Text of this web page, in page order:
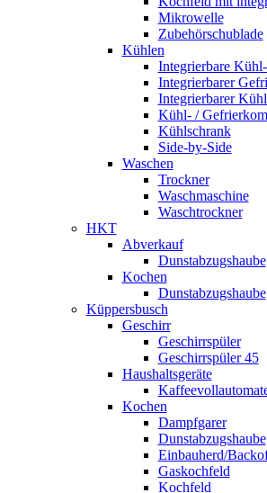
Mikrowelle
Zubehörschublade
Kühlen
Integrierbare
Integrierbarer
Integrierbarer
Kühl- /
Kühlschrank
Side-by-Side
Waschen
Trockner
Waschmaschine
Waschtrockner
HKT
Abverkauf
Dunstabzugshaube
Kochen
Dunstabzugshaube
Küppersbusch
Geschirr
Geschirrspüler
Geschirrspüler 45
Haushaltsgeräte
Kochen
Dampfgarer
Dunstabzugshaube
Einbauherd/
Gaskochfeld
Kochfeld